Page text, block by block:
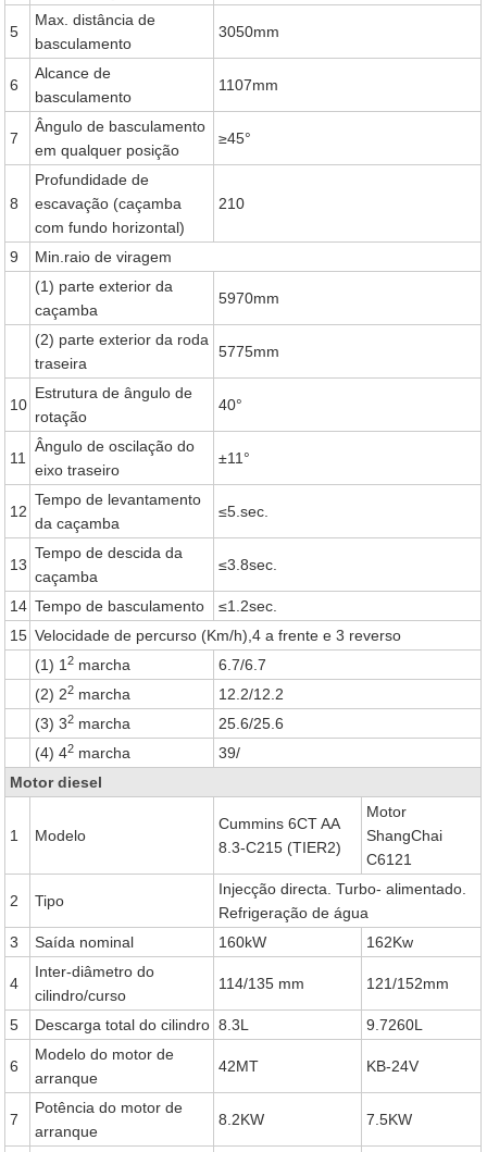
5
Max. distância de
basculamento
3050mm
6
Alcance de
basculamento
1107mm
7
Ângulo de basculamento
em qualquer posição
≥45°
8
Profundidade de
escavação (caçamba
com fundo horizontal)
210
9
Min.raio de viragem
(1) parte exterior da
caçamba
5970mm
(2) parte exterior da roda
traseira
5775mm
10
Estrutura de ângulo de
rotação
40°
11
Ângulo de oscilação do
eixo traseiro
±11°
12
Tempo de levantamento
da caçamba
≤5.sec.
13
Tempo de descida da
caçamba
≤3.8sec.
14 Tempo de basculamento
≤1.2sec.
15 Velocidade de percurso (Km/h),4 a frente e 3 reverso
(1) 12 marcha
6.7/6.7
(2) 22 marcha
12.2/12.2
(3) 32 marcha
25.6/25.6
(4) 42 marcha
39/
Motor diesel
1 Modelo
Cummins 6CT AA
8.3-C215 (TIER2)
Motor
ShangChai
C6121
2 Tipo
Injecção directa. Turbo- alimentado.
Refrigeração de água
3
Saída nominal 160kW 162Kw
4
Inter-diâmetro do
cilindro/curso
114/135 mm 121/152mm
5 Descarga total do cilindro 8.3L 9.7260L
6
Modelo do motor de
arranque
42MT KB-24V
7
Potência do motor de
arranque
8.2KW 7.5KW